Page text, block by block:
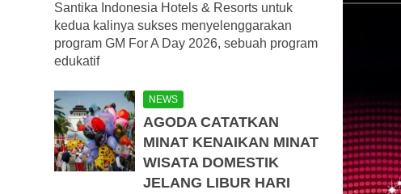
Santika Indonesia Hotels & Resorts untuk
kedua kalinya sukses menyelenggarakan
program GM For A Day 2026, sebuah program
edukatif
NEWS
AGODA CATATKAN
MINAT KENAIKAN MINAT
WISATA DOMESTIK
JELANG LIBUR HARI